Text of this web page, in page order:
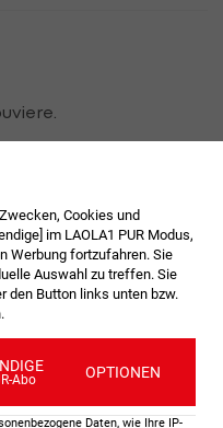
Anderlecht verfehlt
De Cremer:
Cookies und
im LAOLA1 PUR Modus,
Werbung fortzufahren. Sie
Auswahl zu treffen. Sie
den Button links unten bzw.
Abo OPTIONEN
Daten, wie Ihre IP-